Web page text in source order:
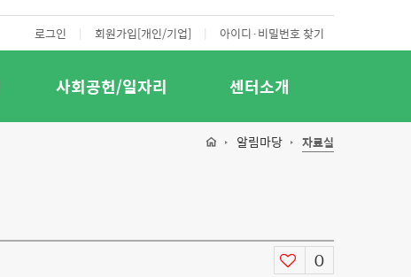
로그인 | 회원가입[개인/기업] | 아이디·비밀번호 찾기
사회공헌/일자리 센터소개
알림마당 자료실
0